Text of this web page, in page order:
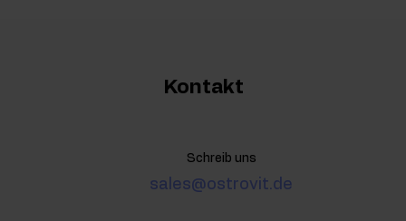
Kontakt
Schreib uns
sales@ostrovit.de